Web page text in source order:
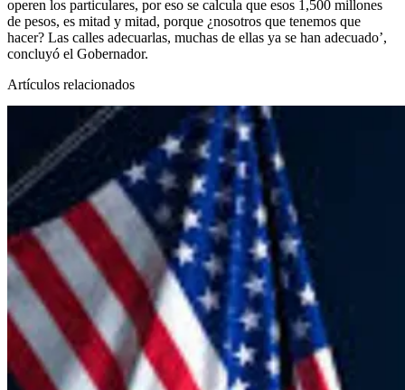
operen los particulares, por eso se calcula que esos 1,500 millones
de pesos, es mitad y mitad, porque ¿nosotros que tenemos que
hacer? Las calles adecuarlas, muchas de ellas ya se han adecuado’,
concluyó el Gobernador.
Artículos relacionados